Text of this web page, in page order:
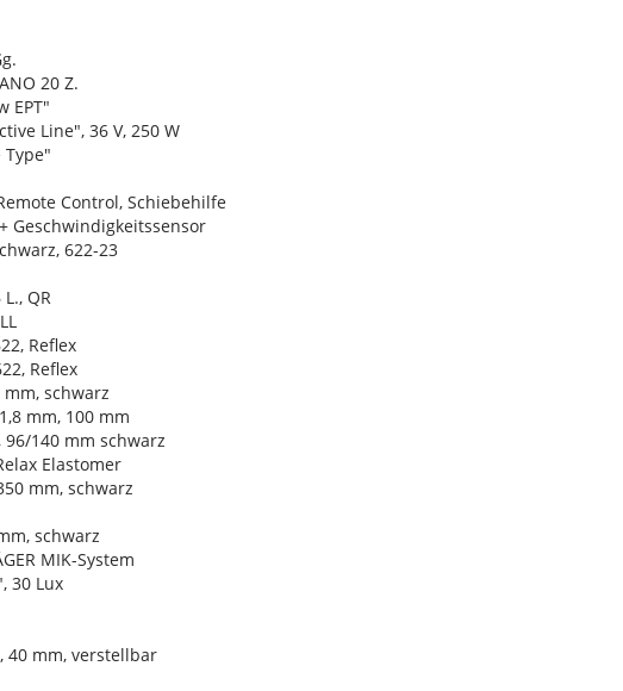
20 Z.
EPT"
Line", 36 V, 250 W
Type"
Control, Schiebehilfe
Geschwindigkeitssensor
622-23
QR
Reflex
Reflex
mm, schwarz
mm, 100 mm
96/140 mm schwarz
Elastomer
mm, schwarz
schwarz
MIK-System
30 Lux
40 mm, verstellbar